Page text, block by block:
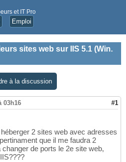
et IT Pro
Emploi
sites web sur IIS 5.1 (Win.
à la discussion
03h16 #1
2 sites web avec adresses
que il me faudra 2
de ports le 2e site web,